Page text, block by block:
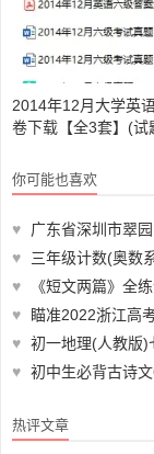
2014年12月大学英
卷下载【全3套】(试
你可能也喜欢
♥ 广东省深圳市翠园中学2022-
♥
三年级计数(奥数
♥
《短文两篇》全练试题
♥
瞄准2022浙江高考物理
♥ 初一地理(人教版)七
♥ 初中生必背古诗文63
热评文章